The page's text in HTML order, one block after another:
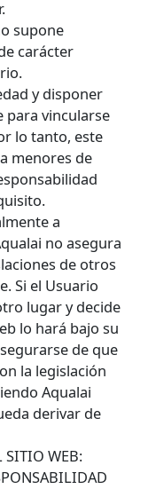
supone
carácter
y disponer
para vincularse
lo tanto, este
menores de
a
no asegura
de otros
Si el Usuario
lugar y decide
lo hará bajo su
de que
la legislación
Aqualai
derivar de
SITIO WEB: